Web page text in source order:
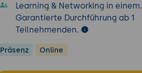
Learning & Networking in einem.
Garantierte Durchführung ab 1
Teilnehmenden.
Präsenz Online